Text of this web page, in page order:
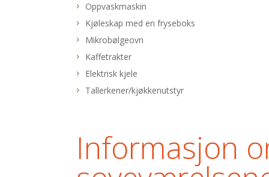
Oppvaskmaskin
Kjøleskap med en fryseboks
Mikrobølgeovn
Kaffetrakter
Elektrisk kjele
Tallerkener/kjøkkenutstyr
Informasjon